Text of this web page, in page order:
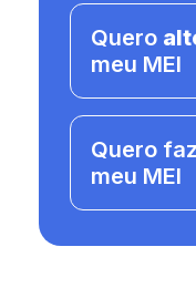
Quero
meu MEI
Quero
meu MEI